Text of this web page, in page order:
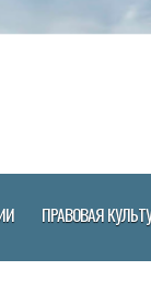
ПРАВОВАЯ